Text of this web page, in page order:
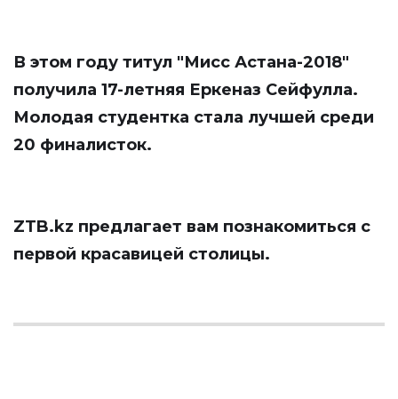
В этом году титул "Мисс Астана-2018"
получила 17-летняя Еркеназ Сейфулла.
Молодая студентка стала лучшей среди
20 финалисток.
ZTB.kz предлагает вам познакомиться с
первой красавицей столицы.